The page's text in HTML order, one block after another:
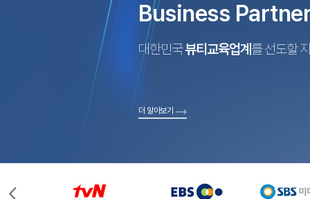
Business
대한민국뷰티교육업계 를 선도할
더 알아보기